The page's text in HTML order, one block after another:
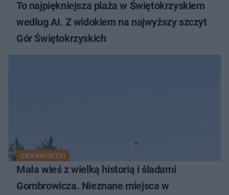
To najpiękniejsza plaża w Świętokrzyskiem
według AI. Z widokiem na najwyższy szczyt
Gór Świętokrzyskich
CIEKAWOSTKI
Mała wieś z wielką historią i śladami
Gombrowicza. Nieznane miejsca w